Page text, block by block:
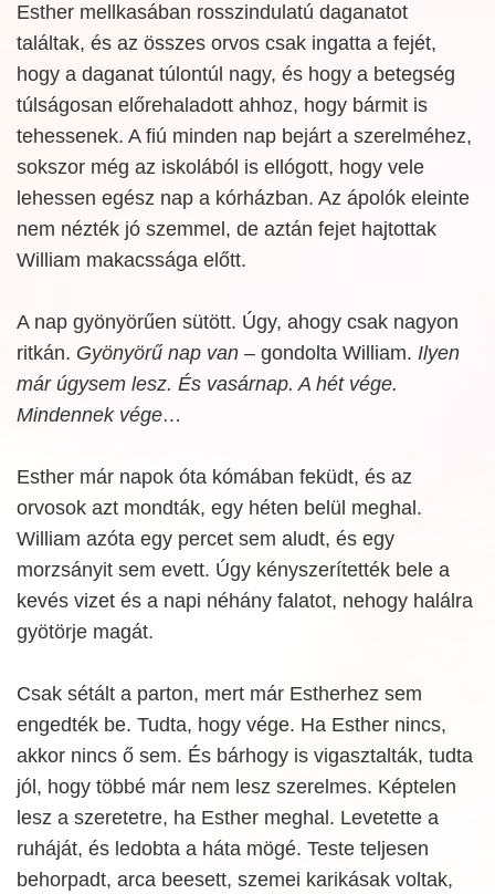
Esther mellkasában rosszindulatú daganatot
találtak, és az összes orvos csak ingatta a fejét,
hogy a daganat túlontúl nagy, és hogy a betegség
túlságosan előrehaladott ahhoz, hogy bármit is
tehessenek. A fiú minden nap bejárt a szerelméhez,
sokszor még az iskolából is ellógott, hogy vele
lehessen egész nap a kórházban. Az ápolók eleinte
nem nézték jó szemmel, de aztán fejet hajtottak
William makacssága előtt.
A nap gyönyörűen sütött. Úgy, ahogy csak nagyon
ritkán. Gyönyörű nap van – gondolta William. Ilyen
már úgysem lesz. És vasárnap. A hét vége.
Mindennek vége…
Esther már napok óta kómában feküdt, és az
orvosok azt mondták, egy héten belül meghal.
William azóta egy percet sem aludt, és egy
morzsányit sem evett. Úgy kényszerítették bele a
kevés vizet és a napi néhány falatot, nehogy halálra
gyötörje magát.
Csak sétált a parton, mert már Estherhez sem
engedték be. Tudta, hogy vége. Ha Esther nincs,
akkor nincs ő sem. És bárhogy is vigasztalták, tudta
jól, hogy többé már nem lesz szerelmes. Képtelen
lesz a szeretetre, ha Esther meghal. Levetette a
ruháját, és ledobta a háta mögé. Teste teljesen
behorpadt, arca beesett, szemei karikásak voltak,